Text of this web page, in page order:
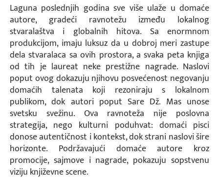
Laguna poslednjih godina sve više ulaže u domaće
autore, gradeći ravnotežu između lokalnog
stvaralaštva i globalnih hitova. Sa enormnom
produkcijom, imaju luksuz da u dobroj meri zastupe
dela stvaralaca sa ovih prostora, a svaka peta knjiga
od tih je laureat neke prestižne nagrade. Naslovi
poput ovog dokazuju njihovu posvećenost negovanju
domaćih talenata koji rezoniraju s lokalnom
publikom, dok autori poput Sare Dž. Mas unose
svetsku svežinu. Ova ravnoteža nije poslovna
strategija, nego kulturni poduhvat: domaći pisci
donose autentičnost i kontekst, dok strani naslovi šire
horizonte. Podržavajući domaće autore kroz
promocije, sajmove i nagrade, pokazuju sopstvenu
viziju književne scene.